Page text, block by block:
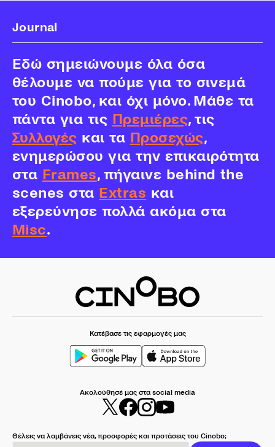
Journal
Εδώ σημειώνουμε όλα όσα
θέλουμε να πούμε για το σινεμά
του Cinobo, και όχι μόνο. Μάθε τα
πάντα για τις Πρεμιέρες, τις
Συλλογές και τα Προσεχώς,
ενημερώσου για την επικαιρότητα
στα Frames, πήγαινε behind the
scenes στα Extras και
εξερεύνησε πολλά ακόμα στα
Misc.
Κατέβασε τις εφαρμογές μας
Ακολούθησέ μας στα social media
Θέλεις να λαμβάνεις νέα, προσφορές και προτάσεις του Cinobo;